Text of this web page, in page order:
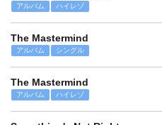
アルバム ハイレゾ
The Mastermind
アルバム シングル
The Mastermind
アルバム ハイレゾ